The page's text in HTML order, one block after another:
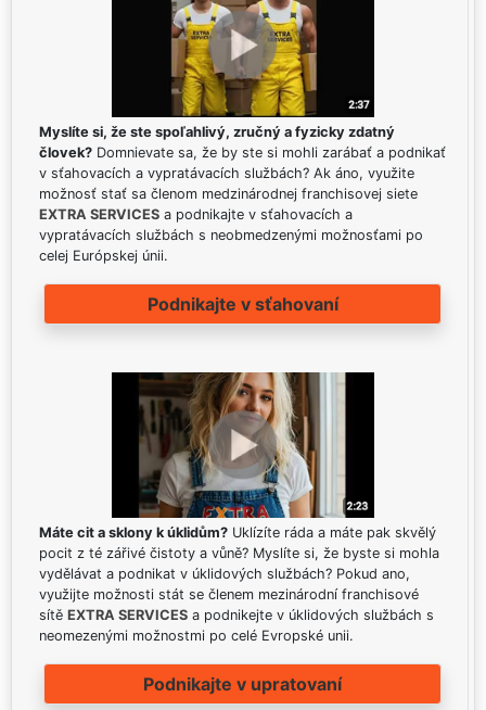
Myslíte si, že ste spoľahlivý, zručný a fyzicky zdatný
človek? Domnievate sa, že by ste si mohli zarábať a podnikať
v sťahovacích a vypratávacích službách? Ak áno, využite
možnosť stať sa členom medzinárodnej franchisovej siete
EXTRA SERVICES a podnikajte v sťahovacích a
vypratávacích službách s neobmedzenými možnosťami po
celej Európskej únii.
Podnikajte v sťahovaní
Máte cit a sklony k úklidům? Uklízíte ráda a máte pak skvělý
pocit z té zářivé čistoty a vůně? Myslíte si, že byste si mohla
vydělávat a podnikat v úklidových službách? Pokud ano,
využijte možnosti stát se členem mezinárodní franchisové
sítě EXTRA SERVICES a podnikejte v úklidových službách s
neomezenými možnostmi po celé Evropské unii.
Podnikajte v upratovaní